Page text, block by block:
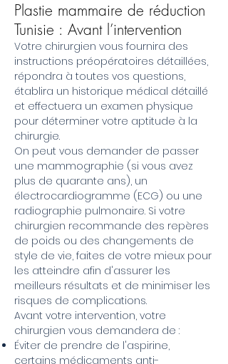
Plastie mammaire de réduction
Tunisie : Avant l’intervention
Votre chirurgien vous fournira des
instructions préopératoires détaillées,
répondra à toutes vos questions,
établira un historique médical détaillé
et effectuera un examen physique
pour déterminer votre aptitude à la
chirurgie.
On peut vous demander de passer
une mammographie (si vous avez
plus de quarante ans), un
électrocardiogramme (ECG) ou une
radiographie pulmonaire. Si votre
chirurgien recommande des repères
de poids ou des changements de
style de vie, faites de votre mieux pour
les atteindre afin d'assurer les
meilleurs résultats et de minimiser les
risques de complications.
Avant votre intervention, votre
chirurgien vous demandera de :
Éviter de prendre de l'aspirine,
certains médicaments anti-